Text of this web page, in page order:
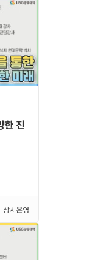
한 진
상시운영